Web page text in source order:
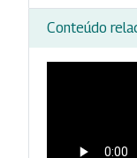
Conteúdo